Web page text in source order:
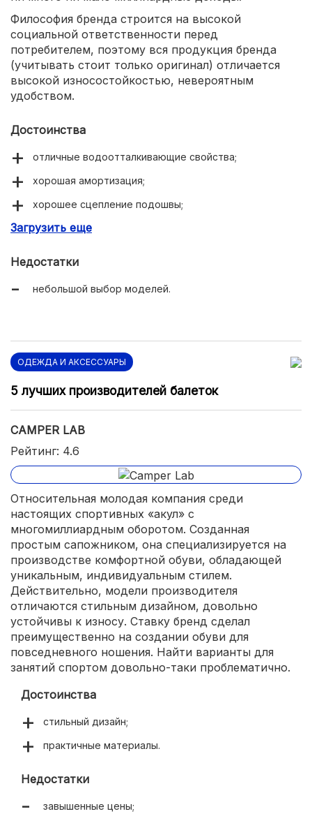
Философия бренда строится на высокой
социальной ответственности перед
потребителем, поэтому вся продукция бренда
(учитывать стоит только оригинал) отличается
высокой износостойкостью, невероятным
удобством.
Достоинства
отличные водоотталкивающие свойства;
хорошая амортизация;
хорошее сцепление подошвы;
легкая конструкция.
Загрузить еще
Недостатки
небольшой выбор моделей.
ОДЕЖДА И АКСЕССУАРЫ
5 лучших производителей балеток
CAMPER LAB
Рейтинг: 4.6
Относительная молодая компания среди
настоящих спортивных «акул» с
многомиллиардным оборотом. Созданная
простым сапожником, она специализируется на
производстве комфортной обуви, обладающей
уникальным, индивидуальным стилем.
Действительно, модели производителя
отличаются стильным дизайном, довольно
устойчивы к износу. Ставку бренд сделал
преимущественно на создании обуви для
повседневного ношения. Найти варианты для
занятий спортом довольно-таки проблематично.
Достоинства
стильный дизайн;
практичные материалы.
Недостатки
завышенные цены;